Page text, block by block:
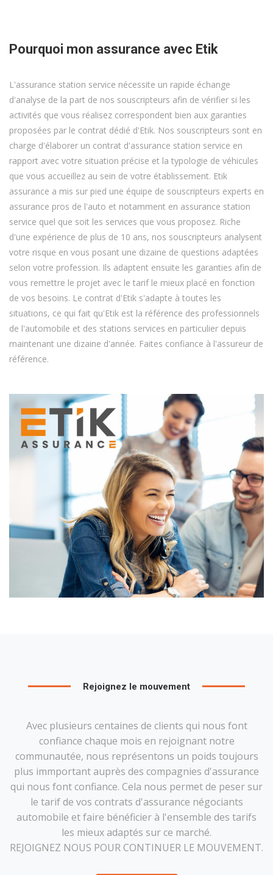
Pourquoi mon assurance avec Etik
L'assurance station service nécessite un rapide échange
d'analyse de la part de nos souscripteurs afin de vérifier si les
activités que vous réalisez correspondent bien aux garanties
proposées par le contrat dédié d'Etik. Nos souscripteurs sont en
charge d'élaborer un contrat d'assurance station service en
rapport avec votre situation précise et la typologie de véhicules
que vous accueillez au sein de votre établissement. Etik
assurance a mis sur pied une équipe de souscripteurs experts en
assurance pros de l'auto et notamment en assurance station
service quel que soit les services que vous proposez. Riche
d'une expérience de plus de 10 ans, nos souscripteurs analysent
votre risque en vous posant une dizaine de questions adaptées
selon votre profession. Ils adaptent ensuite les garanties afin de
vous remettre le projet avec le tarif le mieux placé en fonction
de vos besoins. Le contrat d'Etik s'adapte à toutes les
situations, ce qui fait qu'Etik est la référence des professionnels
de l'automobile et des stations services en particulier depuis
maintenant une dizaine d'année. Faites confiance à l'assureur de
référence.
Rejoignez le mouvement
Avec plusieurs centaines de clients qui nous font
confiance chaque mois en rejoignant notre
communautée, nous représentons un poids toujours
plus immportant auprès des compagnies d'assurance
qui nous font confiance. Cela nous permet de peser sur
le tarif de vos contrats d'assurance négociants
automobile et faire bénéficier à l'ensemble des tarifs
les mieux adaptés sur ce marché.
REJOIGNEZ NOUS POUR CONTINUER LE MOUVEMENT.